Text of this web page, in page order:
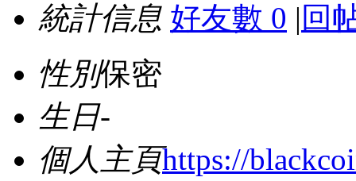
統計信息 好友數 0 | 回
性別保密
生日-
個人主頁https://